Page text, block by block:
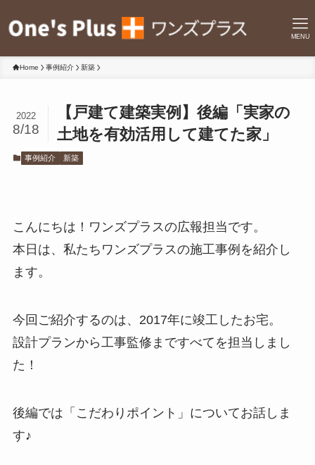
MENU
Home 事例紹介 新築
【戸建て建築実例】後編「実家の
土地を有効活用して建てた家」
2022
8/18
事例紹介 新築
こんにちは！ワンズプラスの広報担当です。
本日は、私たちワンズプラスの施工事例を紹介し
ます。
今回ご紹介するのは、2017年に竣工したお宅。
設計プランから工事監修まですべてを担当しまし
た！
後編では「こだわりポイント」についてお話しま
す♪